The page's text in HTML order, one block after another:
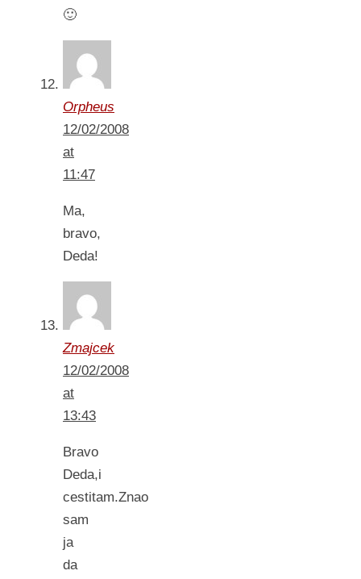
🙂
Orpheus
12/02/2008
at
11:47
Ma,
bravo,
Deda!
Zmajcek
12/02/2008
at
13:43
Bravo
Deda,i
cestitam.Znao
sam
ja
da